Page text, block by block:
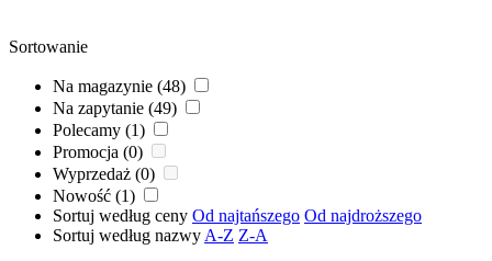
Sortowanie
Na magazynie (48)
Na zapytanie (49)
Polecamy (1)
Promocja (0)
Wyprzedaż (0)
Nowość (1)
Sortuj według ceny Od najtańszego Od najdroższego
Sortuj według nazwy A-Z Z-A